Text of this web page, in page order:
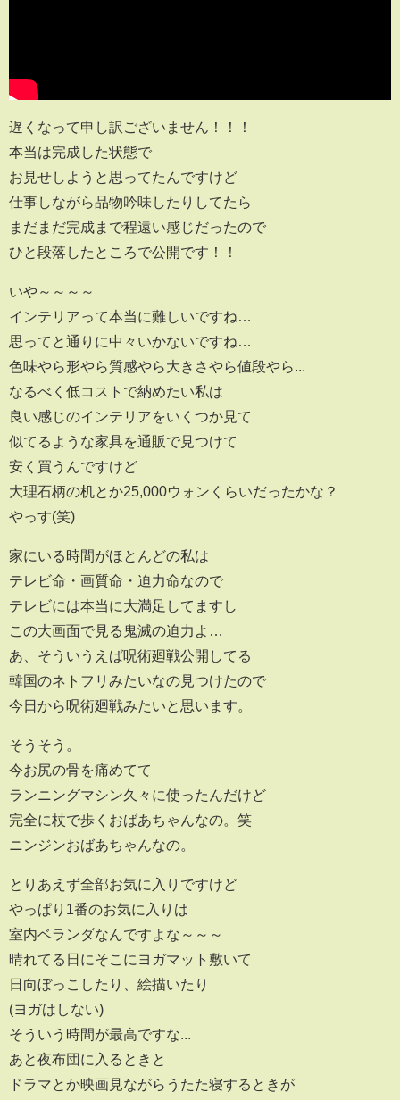
遅くなって申し訳ございません！！！
本当は完成した状態で
お見せしようと思ってたんですけど
仕事しながら品物吟味したりしてたら
まだまだ完成まで程遠い感じだったので
ひと段落したところで公開です！！
いや～～～～
インテリアって本当に難しいですね…
思ってと通りに中々いかないですね…
色味やら形やら質感やら大きさやら値段やら...
なるべく低コストで納めたい私は
良い感じのインテリアをいくつか見て
似てるような家具を通販で見つけて
安く買うんですけど
大理石柄の机とか25,000ウォンくらいだったかな？
やっす(笑)
家にいる時間がほとんどの私は
テレビ命・画質命・迫力命なので
テレビには本当に大満足してますし
この大画面で見る鬼滅の迫力よ…
あ、そういうえば呪術廻戦公開してる
韓国のネトフリみたいなの見つけたので
今日から呪術廻戦みたいと思います。
そうそう。
今お尻の骨を痛めてて
ランニングマシン久々に使ったんだけど
完全に杖で歩くおばあちゃんなの。笑
ニンジンおばあちゃんなの。
とりあえず全部お気に入りですけど
やっぱり1番のお気に入りは
室内ベランダなんですよな～～～
晴れてる日にそこにヨガマット敷いて
日向ぼっこしたり、絵描いたり
(ヨガはしない)
そういう時間が最高ですな...
あと夜布団に入るときと
ドラマとか映画見ながらうたた寝するときが